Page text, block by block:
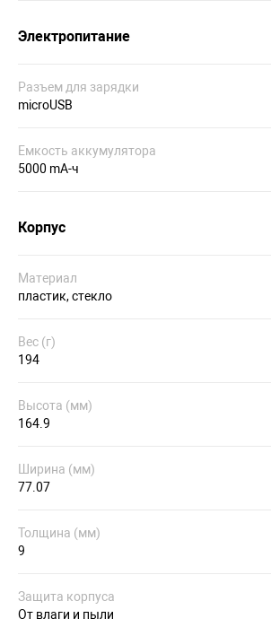
Электропитание
Разъем для зарядки
microUSB
Емкость аккумулятора
5000 mA-ч
Корпус
Материал
пластик, стекло
Вес (г)
194
Высота (мм)
164.9
Ширина (мм)
77.07
Толщина (мм)
9
Защита корпуса
От влаги и пыли